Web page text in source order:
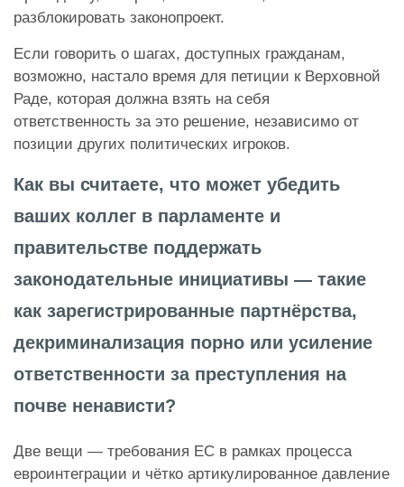
разблокировать законопроект.
Если говорить о шагах, доступных гражданам,
возможно, настало время для петиции к Верховной
Раде, которая должна взять на себя
ответственность за это решение, независимо от
позиции других политических игроков.
Как вы считаете, что может убедить
ваших коллег в парламенте и
правительстве поддержать
законодательные инициативы — такие
как зарегистрированные партнёрства,
декриминализация порно или усиление
ответственности за преступления на
почве ненависти?
Две вещи — требования ЕС в рамках процесса
евроинтеграции и чётко артикулированное давление